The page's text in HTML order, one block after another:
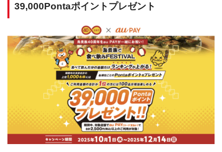
39,000Pontaポイントプレゼント